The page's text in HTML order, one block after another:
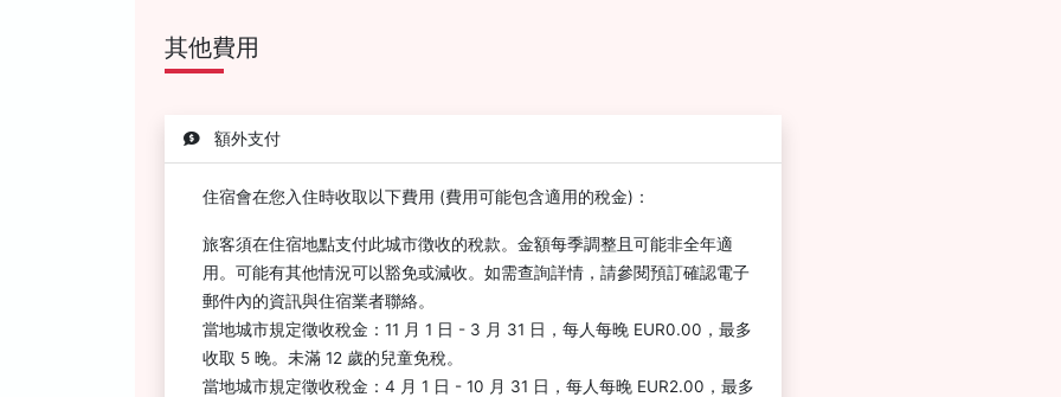
其他費用
額外支付
住宿會在您入住時收取以下費用 (費用可能包含適用的稅金)：
旅客須在住宿地點支付此城市徴收的稅款。金額每季調整且可能非全年適
用。可能有其他情況可以豁免或減收。如需查詢詳情，請參閱預訂確認電子
郵件內的資訊與住宿業者聯絡。
當地城市規定徵收稅金：11 月 1 日 - 3 月 31 日，每人每晚 EUR0.00，最多
收取 5 晚。未滿 12 歲的兒童免稅。
當地城市規定徵收稅金：4 月 1 日 - 10 月 31 日，每人每晚 EUR2.00，最多